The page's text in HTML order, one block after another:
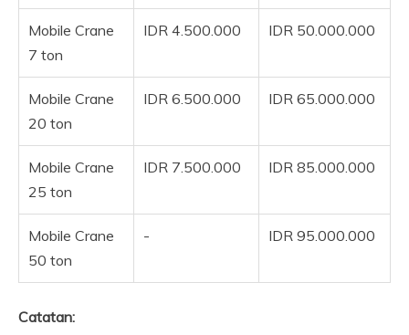
Mobile Crane
7 ton
IDR 4.500.000 IDR 50.000.000
Mobile Crane
20 ton
IDR 6.500.000 IDR 65.000.000
Mobile Crane
25 ton
IDR 7.500.000 IDR 85.000.000
Mobile Crane
50 ton
- IDR 95.000.000
Catatan: